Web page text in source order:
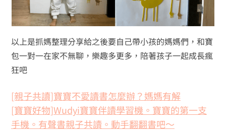
以上是抓媽整理分享給之後要自己帶小孩的媽媽們，和寶
包一對一在家不無聊，樂趣多更多，陪著孩子一起成長瘋
狂吧
[親子共讀]寶寶不愛讀書怎麼辦？媽媽有解
[寶寶好物]Wudyi寶寶伴讀學習機。寶寶的第一支
手機。有聲書親子共讀。動手翻翻書吧～